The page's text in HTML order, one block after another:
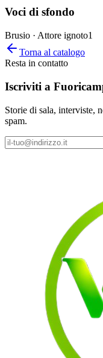
Voci di sfondo
Brusio · Attore ignoto1
Torna al catalogo
Resta in contatto
Iscriviti a
Storie di sala, interviste,
spam.